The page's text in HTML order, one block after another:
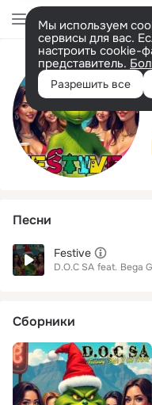
Мы используем
сервисы для вас.
настроить cookie-
представитель.
Разрешить все
Песни
Festive
D.O.C SA feat. Bega G
Сборники